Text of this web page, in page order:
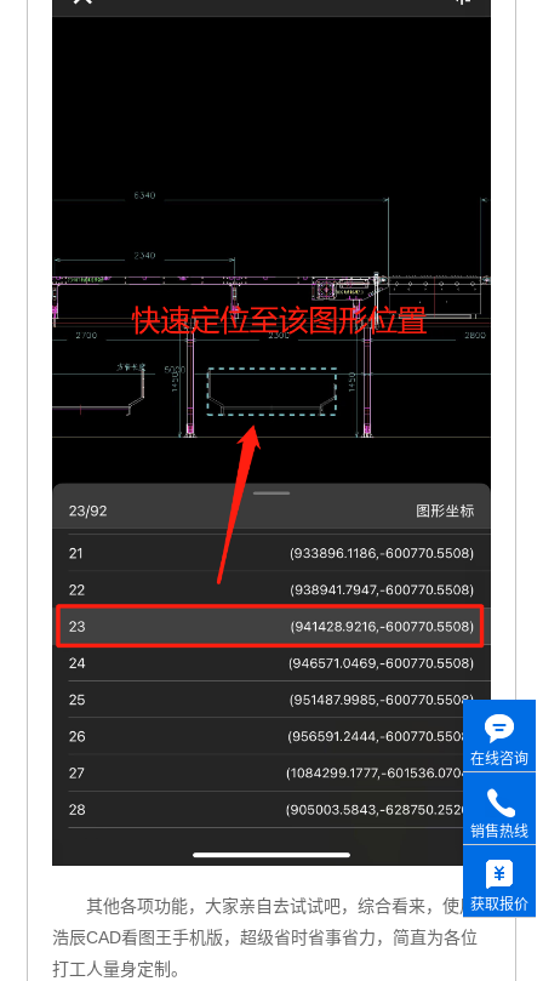
其他各项功能，大家亲自去试试吧，综合看来，使用
浩辰CAD看图王手机版，超级省时省事省力，简直为各位
打工人量身定制。
在线咨询
销售热线
获取报价